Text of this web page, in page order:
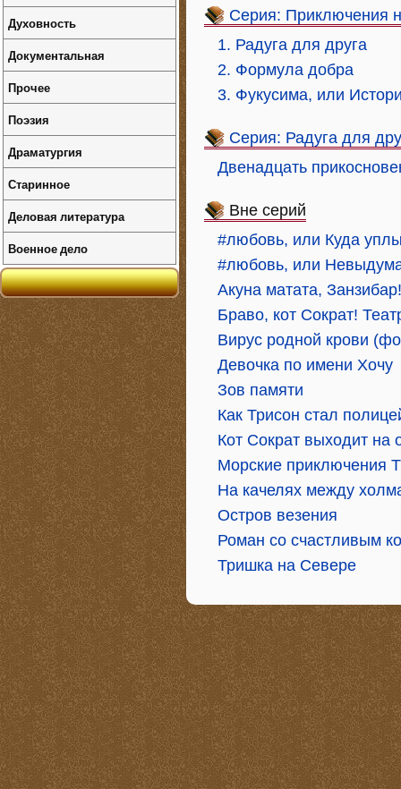
Серия: Приключения
1. Радуга для друга
2. Формула добра
3. Фукусима, или
Серия: Радуга для
Двенадцать
Вне серий
#любовь, или Куда
#любовь, или
Акуна матата,
Браво, кот Сократ!
Вирус родной крови
Девочка по имени Хочу
Зов памяти
Как Трисон стал
Кот Сократ выходит на
Морские приключения
На качелях между
Остров везения
Роман со счастливым
Тришка на Севере
Духовность
Документальная
Прочее
Поэзия
Драматургия
Старинное
Деловая литература
Военное дело